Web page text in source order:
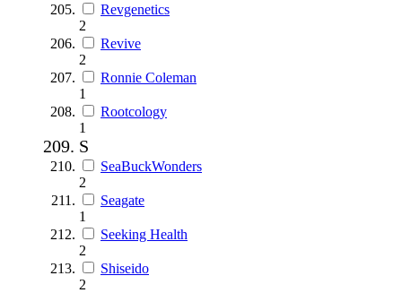
Revgenetics
2
Revive
2
Ronnie Coleman
1
Rootcology
1
S
SeaBuckWonders
2
Seagate
1
Seeking Health
2
Shiseido
2